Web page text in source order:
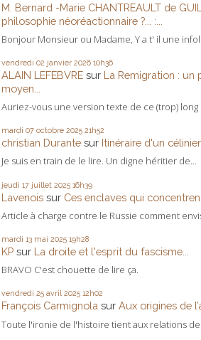
M. Bernard -Marie CHANTREAULT de
philosophie néoréactionnaire ?... :...
Bonjour Monsieur ou Madame, Y a t' il une
vendredi 02 janvier 2026 10h36
ALAIN LEFEBVRE sur La Remigration :
moyen...
Auriez-vous une version texte de ce (trop) long
mardi 07 octobre 2025 21h52
christian Durante sur Itinéraire d'un célinien
Je suis en train de le lire. Un digne héritier de...
jeudi 17 juillet 2025 16h39
Lavenois sur Ces enclaves qui concentrent
Article à charge contre le Russie comment
mardi 13 mai 2025 19h28
KP sur La droite et l'esprit du fascisme...
BRAVO C'est chouette de lire ça.
vendredi 25 avril 2025 12h02
François Carmignola sur Aux origines de
Toute l'ironie de l'histoire tient aux relations de